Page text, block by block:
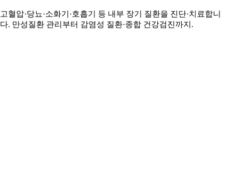
고혈압·당뇨·소화기·호흡기 등 내부 장기 질환을 진단·치료합니
다. 만성질환 관리부터 감염성 질환·종합 건강검진까지.